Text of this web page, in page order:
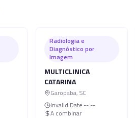
Radiologia e
Diagnóstico por
Imagem
MULTICLINICA
CATARINA
Garopaba, SC
Invalid Date --:--
A combinar